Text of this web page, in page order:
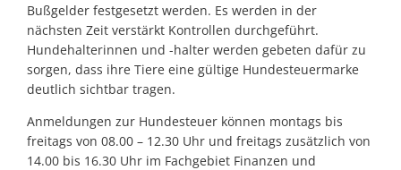
Bußgelder festgesetzt werden. Es werden in der
nächsten Zeit verstärkt Kontrollen durchgeführt.
Hundehalterinnen und -halter werden gebeten dafür zu
sorgen, dass ihre Tiere eine gültige Hundesteuermarke
deutlich sichtbar tragen.
Anmeldungen zur Hundesteuer können montags bis
freitags von 08.00 – 12.30 Uhr und freitags zusätzlich von
14.00 bis 16.30 Uhr im Fachgebiet Finanzen und